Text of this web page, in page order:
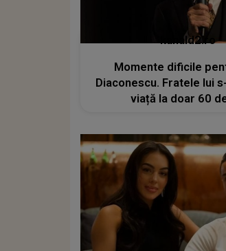
kanald2.ro
Momente dificile
Diaconescu. Fratele lui
viață la doar 60